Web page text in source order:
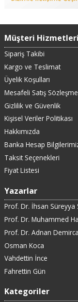
Müşteri Hizmetleri
Sipariş Takibi
Kargo ve Teslimat
Üyelik Koşulları
Mesafeli Satış
Gizlilik ve Güvenlik
Kişisel Veriler Politikası
Hakkımızda
Banka Hesap
Taksit Seçenekleri
Fiyat Listesi
Yazarlar
Prof. Dr. İhsan Süreyya
Prof. Dr. Muhammed
Prof. Dr. Adnan
Osman Koca
Vahdettin İnce
Fahrettin Gün
Kategoriler